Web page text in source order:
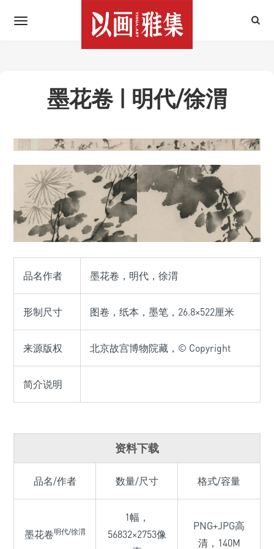
墨花卷 | 明代/徐渭
品名作者 墨花卷，明代，徐渭
形制尺寸 图卷，纸本，墨笔，26.8×522厘米
来源版权 北京故宫博物院藏，© Copyright
简介说明
资料下载
品名/作者 数量/尺寸 格式/容量
墨花卷明代/徐渭
1幅，
56832×2753像
PNG+JPG高
清，140M